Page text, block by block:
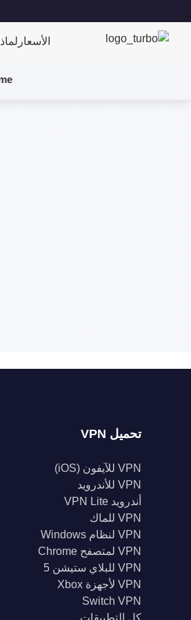
الأسعار لماذا TurboVPN؟
تحميل VPN
VPN للآيفون (iOS)
VPN للأندرويد
أندرويد VPN Lite
VPN للماك
VPN لنظام Windows
VPN لمتصفح Chrome
VPN للبلاي ستيشن 5
VPN لأجهزة Xbox
Switch VPN
كل التطبيقات